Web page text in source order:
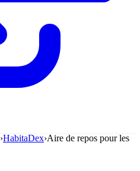
›HabitaDex›Aire de repos pour les